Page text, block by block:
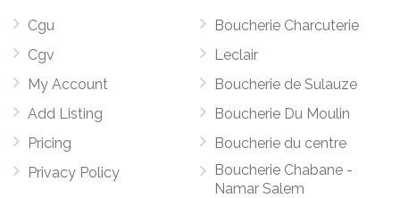
Cgu
Cgv
My Account
Add Listing
Pricing
Privacy Policy
Boucherie Charcuterie
Leclair
Boucherie de Sulauze
Boucherie Du Moulin
Boucherie du centre
Boucherie Chabane -
Namar Salem